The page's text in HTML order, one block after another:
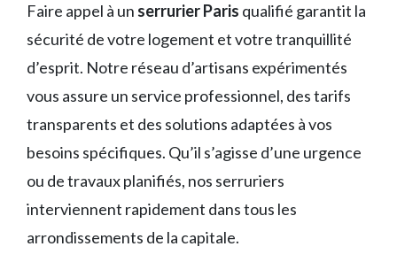
Faire appel à un serrurier Paris qualifié garantit la
sécurité de votre logement et votre tranquillité
d’esprit. Notre réseau d’artisans expérimentés
vous assure un service professionnel, des tarifs
transparents et des solutions adaptées à vos
besoins spécifiques. Qu’il s’agisse d’une urgence
ou de travaux planifiés, nos serruriers
interviennent rapidement dans tous les
arrondissements de la capitale.